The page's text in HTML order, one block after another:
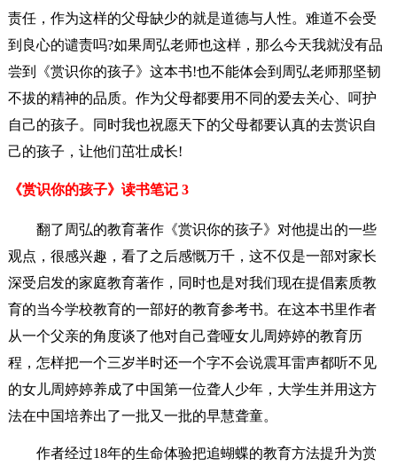
责任，作为这样的父母缺少的就是道德与人性。难道不会受
到良心的谴责吗?如果周弘老师也这样，那么今天我就没有品
尝到《赏识你的孩子》这本书!也不能体会到周弘老师那坚韧
不拔的精神的品质。作为父母都要用不同的爱去关心、呵护
自己的孩子。同时我也祝愿天下的父母都要认真的去赏识自
己的孩子，让他们茁壮成长!
《赏识你的孩子》读书笔记 3
翻了周弘的教育著作《赏识你的孩子》对他提出的一些
观点，很感兴趣，看了之后感慨万千，这不仅是一部对家长
深受启发的家庭教育著作，同时也是对我们现在提倡素质教
育的当今学校教育的一部好的教育参考书。在这本书里作者
从一个父亲的角度谈了他对自己聋哑女儿周婷婷的教育历
程，怎样把一个三岁半时还一个字不会说震耳雷声都听不见
的女儿周婷婷养成了中国第一位聋人少年，大学生并用这方
法在中国培养出了一批又一批的早慧聋童。
作者经过18年的生命体验把追蝴蝶的教育方法提升为赏